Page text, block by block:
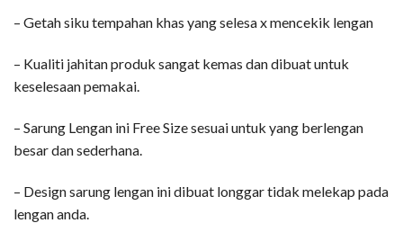
– Getah siku tempahan khas yang selesa x mencekik lengan
– Kualiti jahitan produk sangat kemas dan dibuat untuk
keselesaan pemakai.
– Sarung Lengan ini Free Size sesuai untuk yang berlengan
besar dan sederhana.
– Design sarung lengan ini dibuat longgar tidak melekap pada
lengan anda.